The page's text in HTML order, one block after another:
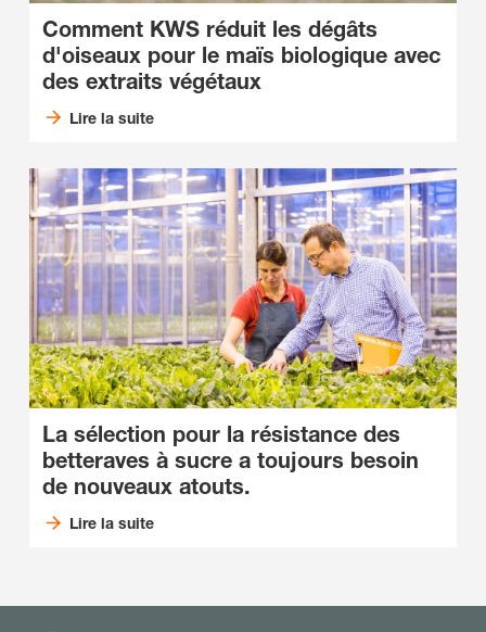
Comment KWS réduit les dégâts
d'oiseaux pour le maïs biologique avec
des extraits végétaux
Lire la suite
La sélection pour la résistance des
betteraves à sucre a toujours besoin
de nouveaux atouts.
Lire la suite